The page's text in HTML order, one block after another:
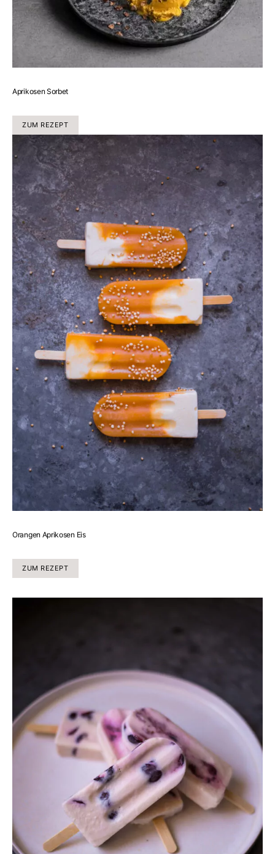
Aprikosen Sorbet
ZUM REZEPT
Orangen Aprikosen Eis
ZUM REZEPT